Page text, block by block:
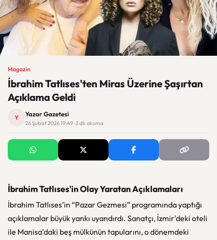
Magazin
İbrahim Tatlıses'ten Miras Üzerine Şaşırtan
Açıklama Geldi
Y Yazar Gazetesi
26 Şubat 2026 19:49 · 2 dk okuma
İbrahim Tatlıses'in Olay Yaratan Açıklamaları
İbrahim Tatlıses’in “Pazar Gezmesi” programında yaptığı
açıklamalar büyük yankı uyandırdı. Sanatçı, İzmir'deki oteli
ile Manisa'daki beş mülkünün tapularını, o dönemdeki